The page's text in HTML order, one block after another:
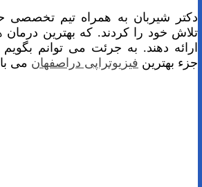
دکتر شیربان به همراه تیم تخصصی
تلاش خود را کردند. که بهترین درمان
ارائه دهند. به جرئت می توانم بگویم
جزء بهترین فیزیوتراپی دراصفهان می